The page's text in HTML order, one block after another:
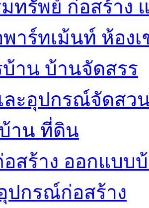
าร์ทเม้นท์ ห้องเ
บ้าน บ้านจัดสรร
ละอุปกรณ์จัดสว
าน ที่ดิน
อสร้าง ออกแบบ
ปกรณ์ก่อสร้าง